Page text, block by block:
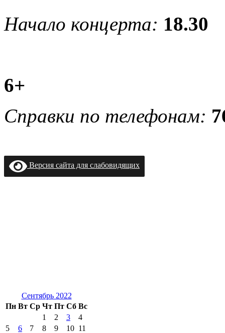
Начало концерта: 18.30
6+
Справки по телефонам:
Версия сайта для слабовидящих
Сентябрь 2022
Пн Вт Ср Чт Пт Сб Вс
1
2 3
4
5
6 7 8 9 10 11